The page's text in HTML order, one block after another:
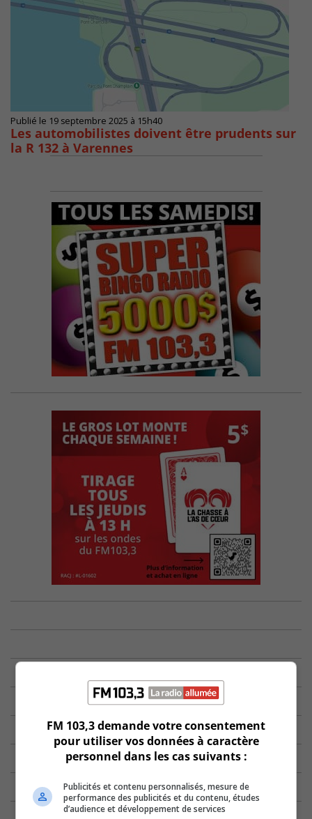
Publié le 19 septembre 2025 à 15h40
Les automobilistes doivent être prudents sur
la R 132 à Varennes
FM 103,3 demande votre consentement
pour utiliser vos données à caractère
personnel dans les cas suivants :
Publicités et contenu personnalisés, mesure de
performance des publicités et du contenu, études
d’audience et développement de services